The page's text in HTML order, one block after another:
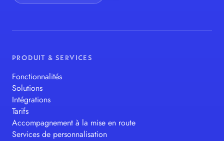
PRODUIT & SERVICES
Fonctionnalités
Solutions
Intégrations
Tarifs
Accompagnement à la mise en route
Services de personnalisation